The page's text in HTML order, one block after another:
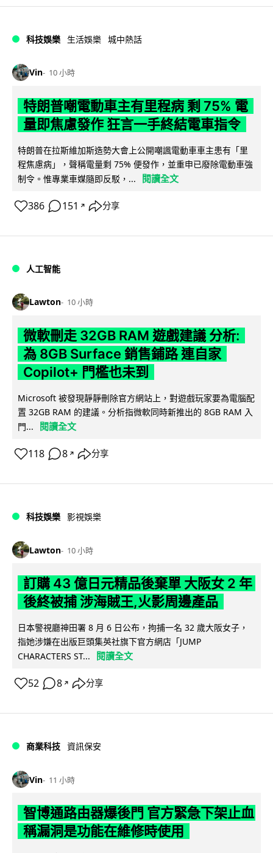
科技娛樂 生活娛樂 城中熱話
Vin 10 小時
特朗普嘲電動車主有里程病 剩 75% 電
量即焦慮發作 狂言一手終結電車指令
特朗普在拉斯維加斯造勢大會上公開嘲諷電動車車主患有「里
程焦慮病」，聲稱電量剩 75% 便發作，並重申已廢除電動車強
制令。惟專業車媒隨即反駁，...
閱讀全文
386 151 ↗ 分享
人工智能
Lawton 10 小時
微軟刪走 32GB RAM 遊戲建議 分析:
為 8GB Surface 銷售鋪路 連自家
Copilot+ 門檻也未到
Microsoft 被發現靜靜刪除官方網站上，對遊戲玩家要為電腦配
置 32GB RAM 的建議。分析指微軟同時新推出的 8GB RAM 入
門...
閱讀全文
118 8 ↗ 分享
科技娛樂 影視娛樂
Lawton 10 小時
訂購 43 億日元精品後棄單 大阪女 2 年
後終被捕 涉海賊王,火影周邊產品
日本警視廳神田署 8 月 6 日公布，拘捕一名 32 歲大阪女子，
指她涉嫌在出版巨頭集英社旗下官方網店「JUMP
CHARACTERS ST...
閱讀全文
52 8 ↗ 分享
商業科技 資訊保安
Vin 11 小時
智博通路由器爆後門 官方緊急下架止血
稱漏洞是功能在維修時使用